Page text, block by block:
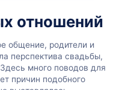
отношений
общение, родители и
перспектива свадьбы,
много поводов для
причин подобного